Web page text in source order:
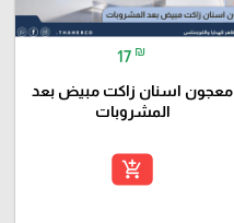
17 ₪
معجون اسنان زاكت مبيض بعد
المشروبات
add_shopping_cart